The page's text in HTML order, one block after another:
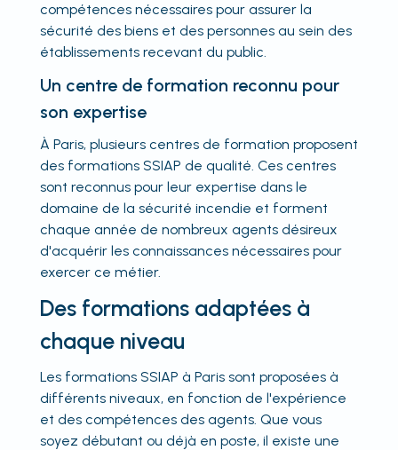
compétences nécessaires pour assurer la
sécurité des biens et des personnes au sein des
établissements recevant du public.
Un centre de formation reconnu pour
son expertise
À Paris, plusieurs centres de formation proposent
des formations SSIAP de qualité. Ces centres
sont reconnus pour leur expertise dans le
domaine de la sécurité incendie et forment
chaque année de nombreux agents désireux
d'acquérir les connaissances nécessaires pour
exercer ce métier.
Des formations adaptées à
chaque niveau
Les formations SSIAP à Paris sont proposées à
différents niveaux, en fonction de l'expérience
et des compétences des agents. Que vous
soyez débutant ou déjà en poste, il existe une